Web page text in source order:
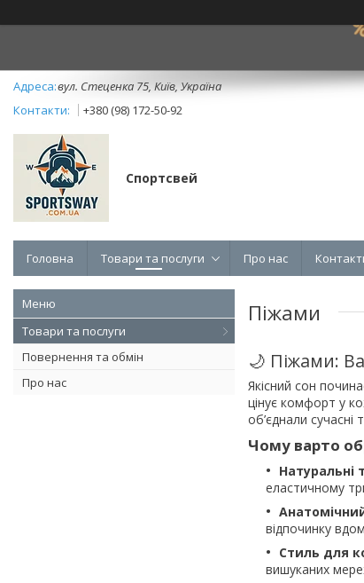
вул. Стеценка 75, Київ, Україна
+380 (98) 172-50-92
Спортсвей
Головна Товари та послуги Про нас
Товари та послуги
Повернення та обмін
Про нас
Піжами
🌙 Піжами:
Якісний сон
цінує комфорт у
об’єднали
Чому варто
Натуральні
еластичному
відпочинку
Стиль для
вишуканих